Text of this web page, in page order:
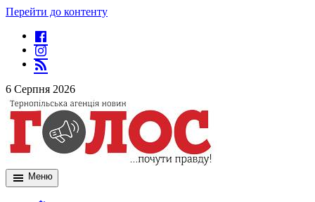
Перейти до контенту
6 Серпня 2026
Меню